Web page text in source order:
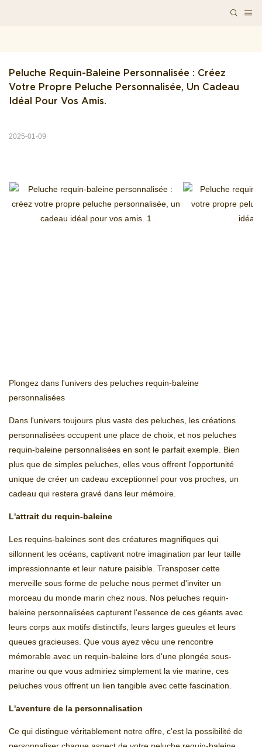
Peluche Requin-Baleine Personnalisée : Créez
Votre Propre Peluche Personnalisée, Un Cadeau
Idéal Pour Vos Amis.
2025-01-09
Plongez dans l'univers des peluches requin-baleine
personnalisées
Dans l'univers toujours plus vaste des peluches, les créations
personnalisées occupent une place de choix, et nos peluches
requin-baleine personnalisées en sont le parfait exemple. Bien
plus que de simples peluches, elles vous offrent l'opportunité
unique de créer un cadeau exceptionnel pour vos proches, un
cadeau qui restera gravé dans leur mémoire.
L'attrait du requin-baleine
Les requins-baleines sont des créatures magnifiques qui
sillonnent les océans, captivant notre imagination par leur taille
impressionnante et leur nature paisible. Transposer cette
merveille sous forme de peluche nous permet d'inviter un
morceau du monde marin chez nous. Nos peluches requin-
baleine personnalisées capturent l'essence de ces géants avec
leurs corps aux motifs distinctifs, leurs larges gueules et leurs
queues gracieuses. Que vous ayez vécu une rencontre
mémorable avec un requin-baleine lors d'une plongée sous-
marine ou que vous admiriez simplement la vie marine, ces
peluches vous offrent un lien tangible avec cette fascination.
L'aventure de la personnalisation
Ce qui distingue véritablement notre offre, c'est la possibilité de